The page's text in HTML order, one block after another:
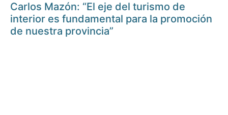
Carlos Mazón: “El eje del turismo de
interior es fundamental para la promoción
de nuestra provincia”